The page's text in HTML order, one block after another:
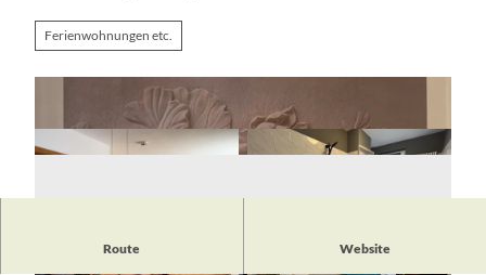
Ferienwohnungen etc.
Route Website
Gästewohnungen der Eisenhüttenstädter